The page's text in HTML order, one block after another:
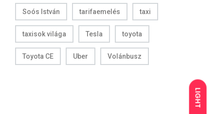
LIGHT
Soós István tarifaemelés taxi
taxisok világa Tesla toyota
Toyota CE Uber Volánbusz